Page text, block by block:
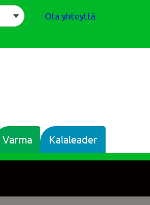
Ota yhteyttä
Varma Kalaleader